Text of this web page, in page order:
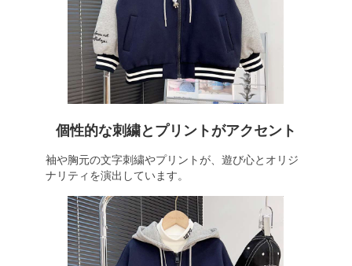
個性的な刺繍とプリントがアクセント
袖や胸元の文字刺繍やプリントが、遊び心とオリジ
ナリティを演出しています。